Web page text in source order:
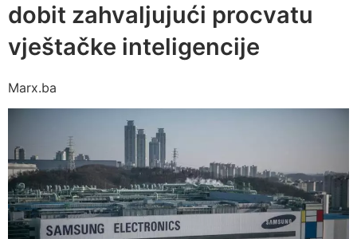
dobit zahvaljujući procvatu
vještačke inteligencije
Marx.ba